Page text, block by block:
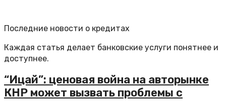
Последние новости о кредитах
Каждая статья делает банковские услуги понятнее и
доступнее.
“Ицай”: ценовая война на авторынке
КНР может вызвать проблемы с